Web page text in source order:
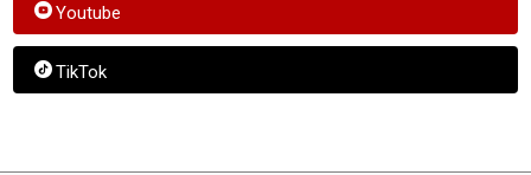
Youtube
TikTok